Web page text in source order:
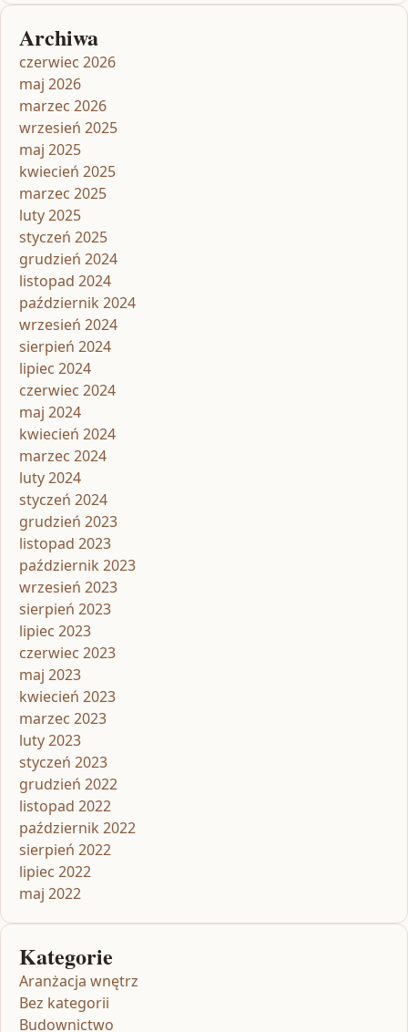
Archiwa
czerwiec 2026
maj 2026
marzec 2026
wrzesień 2025
maj 2025
kwiecień 2025
marzec 2025
luty 2025
styczeń 2025
grudzień 2024
listopad 2024
październik 2024
wrzesień 2024
sierpień 2024
lipiec 2024
czerwiec 2024
maj 2024
kwiecień 2024
marzec 2024
luty 2024
styczeń 2024
grudzień 2023
listopad 2023
październik 2023
wrzesień 2023
sierpień 2023
lipiec 2023
czerwiec 2023
maj 2023
kwiecień 2023
marzec 2023
luty 2023
styczeń 2023
grudzień 2022
listopad 2022
październik 2022
sierpień 2022
lipiec 2022
maj 2022
Kategorie
Aranżacja wnętrz
Bez kategorii
Budownictwo